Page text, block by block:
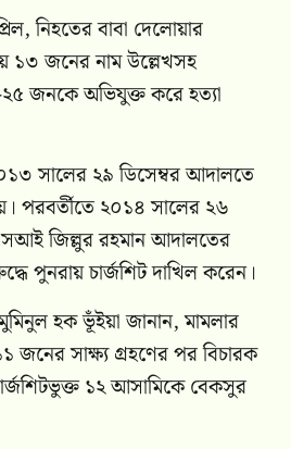
নিহতের বাবা দেলোয়ার
১৩ জনের নাম উল্লেখসহ
জনকে অভিযুক্ত করে হত্যা
সালের ২৯ ডিসেম্বর আদালতে
পরবর্তীতে ২০১৪ সালের ২৬
জিল্লুর রহমান আদালতের
পুনরায় চার্জশিট দাখিল করেন।
হক ভূঁইয়া জানান, মামলার
জনের সাক্ষ্য গ্রহণের পর বিচারক
১২ আসামিকে বেকসুর